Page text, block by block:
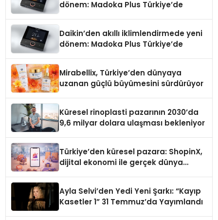
dönem: Madoka Plus Türkiye’de
Daikin’den akıllı iklimlendirmede yeni
dönem: Madoka Plus Türkiye’de
Mirabellix, Türkiye’den dünyaya
uzanan güçlü büyümesini sürdürüyor
Küresel rinoplasti pazarının 2030’da
9,6 milyar dolara ulaşması bekleniyor
Türkiye’den küresel pazara: ShopinX,
dijital ekonomi ile gerçek dünya
Ayla Selvi’den Yedi Yeni Şarkı: “Kayıp
Kasetler 1” 31 Temmuz’da Yayımlandı